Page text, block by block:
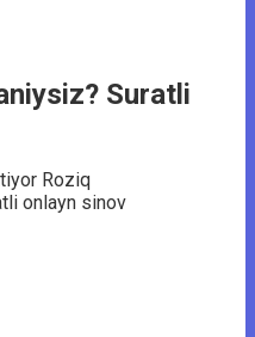
Suratli
Roziq